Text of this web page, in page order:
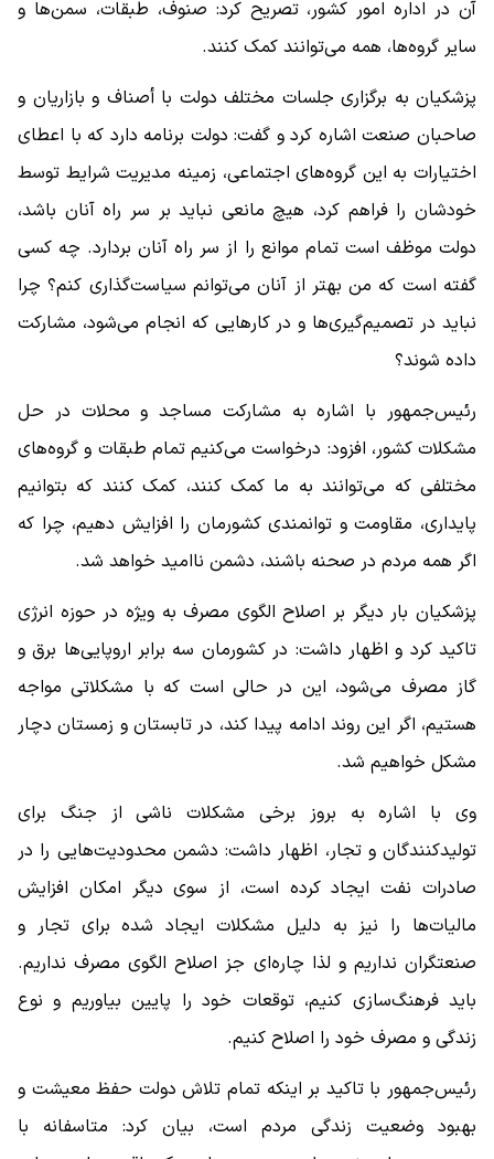
آن در اداره امور کشور، تصریح کرد: صنوف، طبقات، سمن‌ها و
سایر گروه‌ها، همه می‌توانند کمک کنند.
پزشکیان به برگزاری جلسات مختلف دولت با أصناف و بازاریان و
صاحبان صنعت اشاره کرد و گفت: دولت برنامه دارد که با اعطای
اختیارات به این گروه‌های اجتماعی، زمینه مدیریت شرایط توسط
خودشان را فراهم کرد، هیچ مانعی نباید بر سر راه آنان باشد،
دولت موظف است تمام موانع را از سر راه آنان بردارد. چه کسی
گفته است که من بهتر از آنان می‌توانم سیاست‌گذاری کنم؟ چرا
نباید در تصمیم‌گیری‌ها و در کارهایی که انجام می‌شود، مشارکت
داده شوند؟
رئیس‌جمهور با اشاره به مشارکت مساجد و محلات در حل
مشکلات کشور، افزود: درخواست می‌کنیم تمام طبقات و گروه‌های
مختلفی که می‌توانند به ما کمک کنند، کمک کنند که بتوانیم
پایداری، مقاومت و توانمندی کشورمان را افزایش دهیم، چرا که
اگر همه مردم در صحنه باشند، دشمن ناامید خواهد شد.
پزشکیان بار دیگر بر اصلاح الگوی مصرف به ویژه در حوزه انرژی
تاکید کرد و اظهار داشت: در کشورمان سه برابر اروپایی‌ها برق و
گاز مصرف می‌شود، این در حالی است که با مشکلاتی مواجه
هستیم، اگر این روند ادامه پیدا کند، در تابستان و زمستان دچار
مشکل خواهیم شد.
وی با اشاره به بروز برخی مشکلات ناشی از جنگ برای
تولیدکنندگان و تجار، اظهار داشت: دشمن محدودیت‌هایی را در
صادرات نفت ایجاد کرده است، از سوی دیگر امکان افزایش
مالیات‌ها را نیز به دلیل مشکلات ایجاد شده برای تجار و
صنعتگران نداریم و لذا چاره‌ای جز اصلاح الگوی مصرف نداریم.
باید فرهنگ‌سازی کنیم، توقعات خود را پایین بیاوریم و نوع
زندگی و مصرف خود را اصلاح کنیم.
رئیس‌جمهور با تاکید بر اینکه تمام تلاش دولت حفظ معیشت و
بهبود وضعیت زندگی مردم است، بیان کرد: متاسفانه با